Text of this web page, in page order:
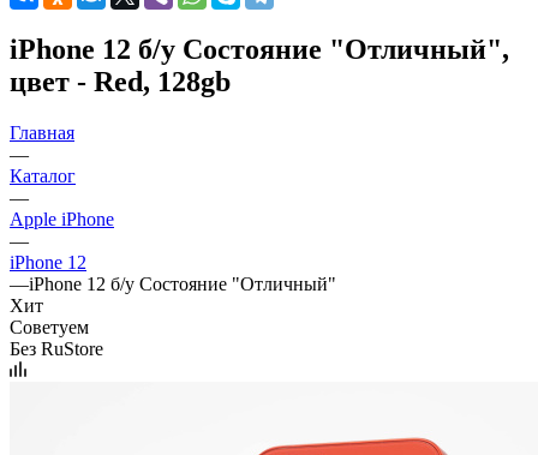
iPhone 12 б/у Состояние "Отличный",
цвет - Red, 128gb
Главная
—
Каталог
—
Apple iPhone
—
iPhone 12
—iPhone 12 б/у Состояние "Отличный"
Хит
Советуем
Без RuStore